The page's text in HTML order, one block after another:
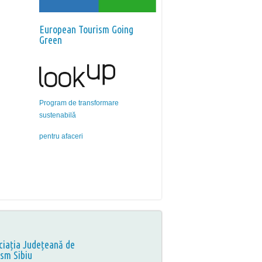
European Tourism Going
Green
Program de transformare
sustenabilă
pentru afaceri
Județeană de
Sibiu